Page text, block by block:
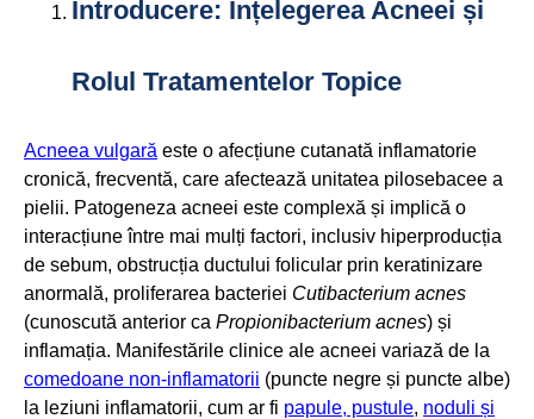
Introducere: Înțelegerea Acneei și
Rolul Tratamentelor Topice
Acneea vulgară este o afecțiune cutanată inflamatorie
cronică, frecventă, care afectează unitatea pilosebacee a
pielii. Patogeneza acneei este complexă și implică o
interacțiune între mai mulți factori, inclusiv hiperproducția
de sebum, obstrucția ductului folicular prin keratinizare
anormală, proliferarea bacteriei Cutibacterium acnes
(cunoscută anterior ca Propionibacterium acnes) și
inflamația. Manifestările clinice ale acneei variază de la
comedoane non-inflamatorii (puncte negre și puncte albe)
la leziuni inflamatorii, cum ar fi papule, pustule, noduli și